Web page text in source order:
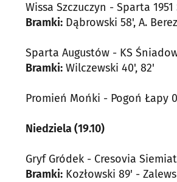
Wissa Szczuczyn - Sparta
Bramki: Dąbrowski 58', A.
Sparta Augustów - KS
Bramki: Wilczewski 40', 82'
Promień Mońki - Pogoń Łapy
Niedziela (19.10)
Gryf Gródek - Cresovia
Bramki: Kozłowski 89' -